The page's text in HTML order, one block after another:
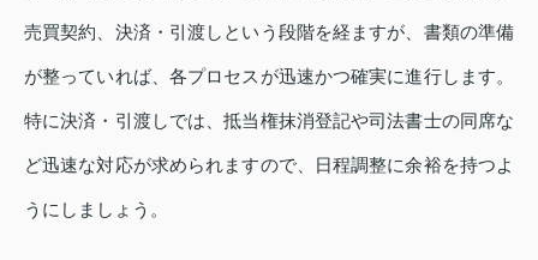
売買契約、決済・引渡しという段階を経ますが、書類の準備
が整っていれば、各プロセスが迅速かつ確実に進行します。
特に決済・引渡しでは、抵当権抹消登記や司法書士の同席な
ど迅速な対応が求められますので、日程調整に余裕を持つよ
うにしましょう。